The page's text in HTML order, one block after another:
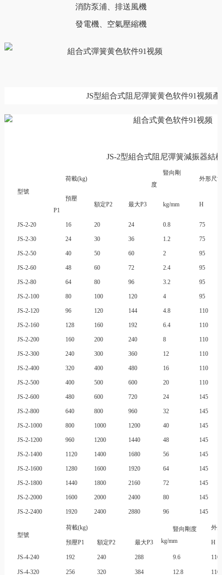
消防泵浦、排送風機
發電機、空氣壓縮機
JS型組合式阻尼彈簧黄色软件91视频
JS-2型組合式阻尼彈簧減振器結
型號
荷載(kg)
豎向剛
度
外形尺
預壓
P1
額定P2 最大P3 kg/mm H
JS-2-20 16 20 24 0.8 75
JS-2-30 24 30 36 1.2 75
JS-2-50 40 50 60 2 95
JS-2-60 48 60 72 2.4 95
JS-2-80 64 80 96 3.2 95
JS-2-100 80 100 120 4 95
JS-2-120 96 120 144 4.8 110
JS-2-160 128 160 192 6.4 110
JS-2-200 160 200 240 8 110
JS-2-300 240 300 360 12 110
JS-2-400 320 400 480 16 110
JS-2-500 400 500 600 20 110
JS-2-600 480 600 720 24 145
JS-2-800 640 800 960 32 145
JS-2-1000 800 1000 1200 40 145
JS-2-1200 960 1200 1440 48 145
JS-2-1400 1120 1400 1680 56 145
JS-2-1600 1280 1600 1920 64 145
JS-2-1800 1440 1800 2160 72 145
JS-2-2000 1600 2000 2400 80 145
JS-2-2400 1920 2400 2880 96 145
型號
荷載(kg)
豎向剛度
kg/mm
外
預壓P1 額定P2 最大P3 H
JS-4-240 192 240 288 9.6 110
JS-4-320 256 320 384 12.8 110